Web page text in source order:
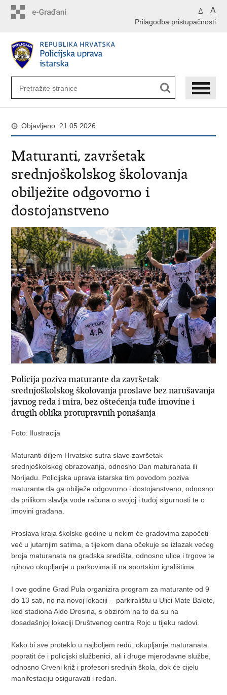
A A
Prilagodba pristupačnosti
Objavljeno: 21.05.2026.
Maturanti, završetak
srednjoškolskog školovanja
obilježite odgovorno i
dostojanstveno
Policija poziva maturante da završetak
srednjoškolskog školovanja proslave bez narušavanja
javnog reda i mira, bez oštećenja tuđe imovine i
drugih oblika protupravnih ponašanja
Foto: Ilustracija
Maturanti diljem Hrvatske sutra slave završetak
srednjoškolskog obrazovanja, odnosno Dan maturanata ili
Norijadu. Policijska uprava istarska tim povodom poziva
maturante da ga obilježe odgovorno i dostojanstveno, odnosno
da prilikom slavlja vode računa o svojoj i tuđoj sigurnosti te o
imovini građana.
Proslava kraja školske godine u nekim će gradovima započeti
već u jutarnjim satima, a tijekom dana očekuje se izlazak većeg
broja maturanata na gradska središta, odnosno ulice i trgove te
njihovo okupljanje u parkovima ili na sportskim igralištima.
I ove godine Grad Pula organizira program za maturante od 9
do 13 sati, no na novoj lokaciji - parkiralištu u Ulici Mate Balote,
kod stadiona Aldo Drosina, s obzirom na to da su na
dosadašnjoj lokaciji Društvenog centra Rojc u tijeku radovi.
Kako bi sve proteklo u najboljem redu, okupljanje maturanata
popratit će i policijski službenici, ali i druge mjerodavne službe,
odnosno Crveni križ i profesori srednjih škola, dok će cijelu
manifestaciju osiguravati i redari.